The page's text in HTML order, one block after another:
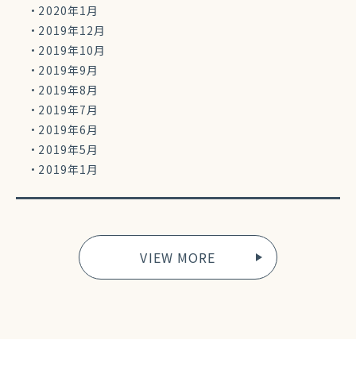
2020年1月
2019年12月
2019年10月
2019年9月
2019年8月
2019年7月
2019年6月
2019年5月
2019年1月
VIEW MORE